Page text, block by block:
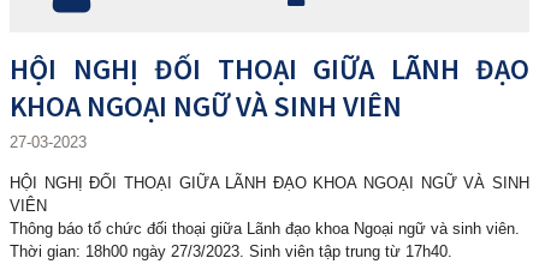
HỘI NGHỊ ĐỐI THOẠI GIỮA LÃNH ĐẠO
KHOA NGOẠI NGỮ VÀ SINH VIÊN
27-03-2023
HỘI NGHỊ ĐỐI THOẠI GIỮA LÃNH ĐẠO KHOA NGOẠI NGỮ VÀ SINH
VIÊN
Thông báo tổ chức đối thoại giữa Lãnh đạo khoa Ngoại ngữ và sinh viên.
Thời gian: 18h00 ngày 27/3/2023. Sinh viên tập trung từ 17h40.